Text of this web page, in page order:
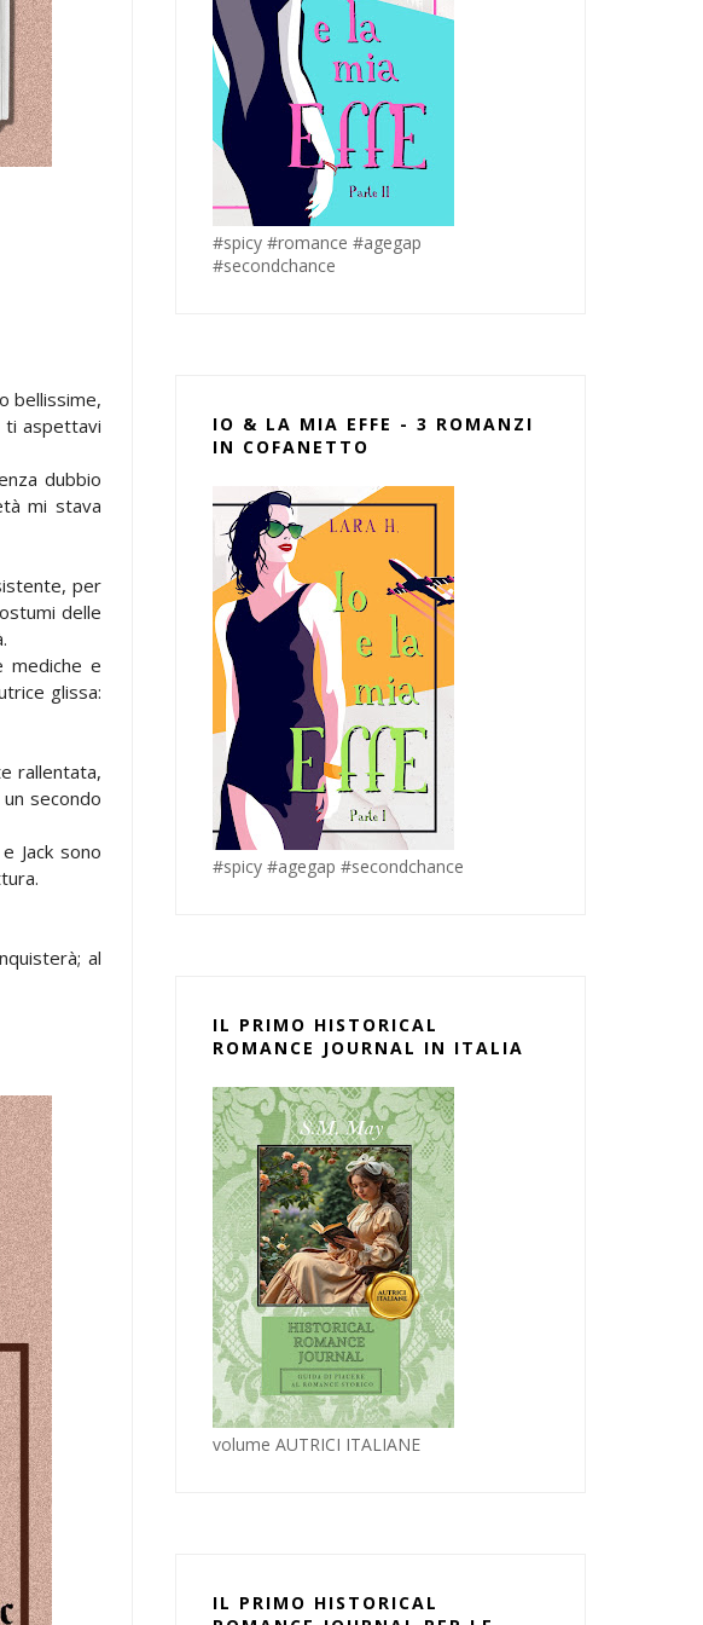
bellissime,
ti aspettavi
dubbio
mi stava
per
delle
mediche e
glissa:
rallentata,
secondo
Jack sono
al
#spicy #romance #agegap
#secondchance
IO & LA MIA EFFE - 3 ROMANZI
IN COFANETTO
#spicy #agegap #secondchance
IL PRIMO HISTORICAL
ROMANCE JOURNAL IN ITALIA
volume AUTRICI ITALIANE
IL PRIMO HISTORICAL